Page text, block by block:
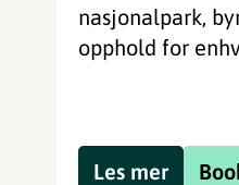
nasjonalpark,
opphold for
Les mer